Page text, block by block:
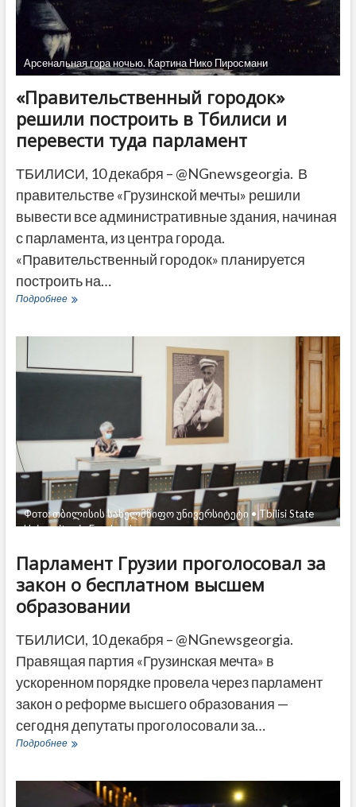
Арсенальная гора ночью. Картина Нико Пиросмани
«Правительственный городок»
решили построить в Тбилиси и
перевести туда парламент
ТБИЛИСИ, 10 декабря – @NGnewsgeorgia. В
правительстве «Грузинской мечты» решили
вывести все административные здания, начиная
с парламента, из центра города.
«Правительственный городок» планируется
построить на…
Подробнее«Правительственный
Тбилиси
парламент
Фото: თბილისის სახელმწიფო უნივერსიტეტი • Tbilisi State
University via Facebook
Парламент Грузии проголосовал за
закон о бесплатном высшем
образовании
ТБИЛИСИ, 10 декабря – @NGnewsgeorgia.
Правящая партия «Грузинская мечта» в
ускоренном порядке провела через парламент
закон о реформе высшего образования —
сегодня депутаты проголосовали за…
ПодробнееПарламент
за
закон